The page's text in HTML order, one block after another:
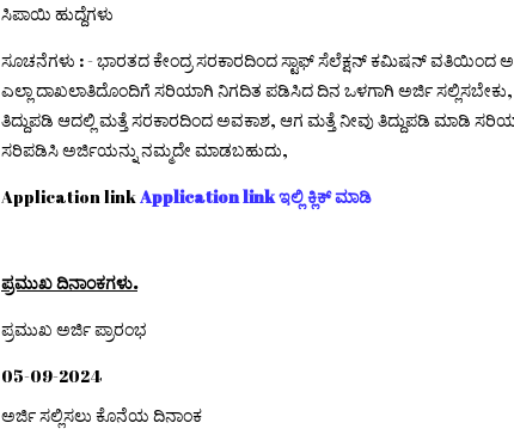
ಸಿಪಾಯಿ ಹುದ್ದೆಗಳು
ಸೂಚನೆಗಳು : - ಭಾರತದ ಕೇಂದ್ರ ಸರಕಾರದಿಂದ ಸ್ಟಾಫ್ ಸೆಲೆಕ್ಷನ್ ಕಮಿಷನ್ ವತಿಯಿಂದ
ಎಲ್ಲಾ ದಾಖಲಾತಿದೊಂದಿಗೆ ಸರಿಯಾಗಿ ನಿಗದಿತ ಪಡಿಸಿದ ದಿನ ಒಳಗಾಗಿ ಅರ್ಜಿ ಸಲ್ಲಿಸಬೇಕು,
ತಿದ್ದುಪಡಿ ಆದಲ್ಲಿ ಮತ್ತೆ ಸರಕಾರದಿಂದ ಅವಕಾಶ, ಆಗ ಮತ್ತೆ ನೀವು ತಿದ್ದುಪಡಿ ಮಾಡಿ
ಸರಿಪಡಿಸಿ ಅರ್ಜಿಯನ್ನು ನಮ್ಮದೇ ಮಾಡಬಹುದು,
Application linkApplication link ಇಲ್ಲಿ ಕ್ಲಿಕ್ ಮಾಡಿ
ಪ್ರಮುಖ ದಿನಾಂಕಗಳು.
ಪ್ರಮುಖ ಅರ್ಜಿ ಪ್ರಾರಂಭ
05-09-2024
ಅರ್ಜಿ ಸಲ್ಲಿಸಲು ಕೊನೆಯ ದಿನಾಂಕ